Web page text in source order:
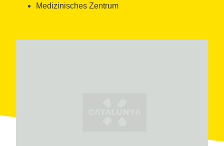
Medizinisches Zentrum